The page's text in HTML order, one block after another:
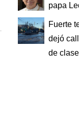
papa
Fuerte
dejó
de